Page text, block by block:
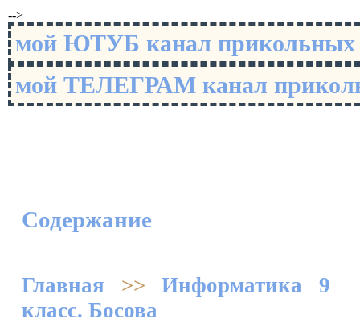
-->
мой ЮТУБ канал
мой ТЕЛЕГРАМ канал
Содержание
Главная >>Информатика 9
класс. Босова